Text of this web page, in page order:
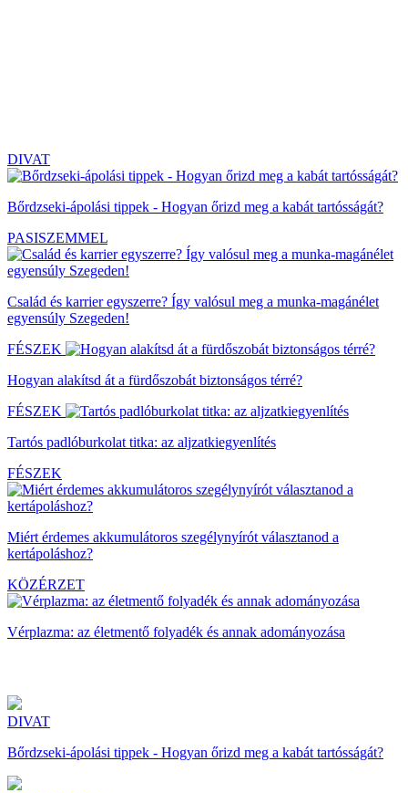
DIVAT
Bőrdzseki-ápolási tippek - Hogyan őrizd meg a kabát tartósságát?
PASISZEMMEL
Család és karrier egyszerre? Így valósul meg a munka-magánélet
egyensúly Szegeden!
FÉSZEK
Hogyan alakítsd át a fürdőszobát biztonságos térré?
FÉSZEK
Tartós padlóburkolat titka: az aljzatkiegyenlítés
FÉSZEK
Miért érdemes akkumulátoros szegélynyírót választanod a
kertápoláshoz?
KÖZÉRZET
Vérplazma: az életmentő folyadék és annak adományozása
DIVAT
Bőrdzseki-ápolási tippek - Hogyan őrizd meg a kabát tartósságát?